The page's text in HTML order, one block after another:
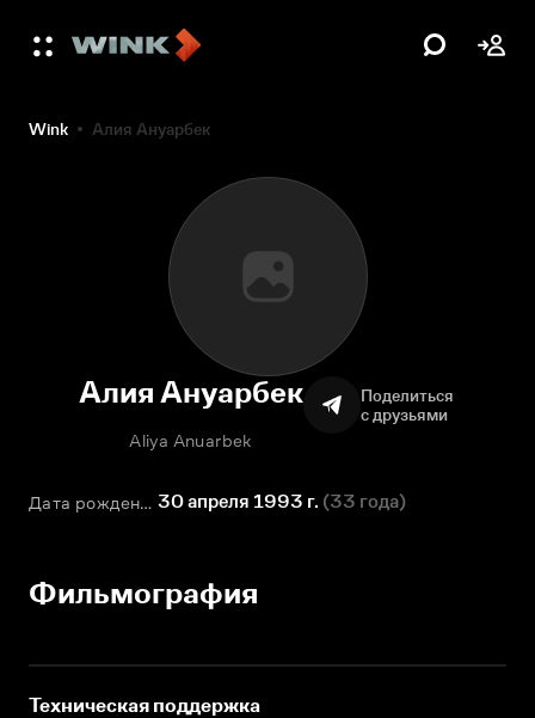
Wink Алия Ануарбек
Алия Ануарбек
Aliya Anuarbek
Поделиться
с друзьями
Дата рождения 30 апреля 1993 г. (33 года)
Фильмография
Техническая поддержка